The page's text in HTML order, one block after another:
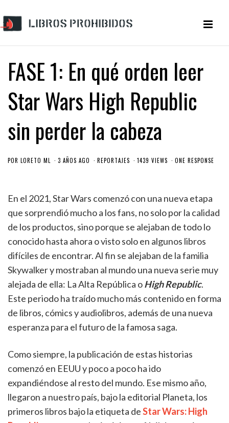
FASE 1: En qué orden leer
Star Wars High Republic
sin perder la cabeza
POR LORETO ML 3 AÑOS AGO REPORTAJES 1439 VIEWS ONE RESPONSE
En el 2021, Star Wars comenzó con una nueva etapa
que sorprendió mucho a los fans, no solo por la calidad
de los productos, sino porque se alejaban de todo lo
conocido hasta ahora o visto solo en algunos libros
difíciles de encontrar. Al fin se alejaban de la familia
Skywalker y mostraban al mundo una nueva serie muy
alejada de ella: La Alta República oHigh Republic.
Este periodo ha traído mucho más contenido en forma
de libros, cómics y audiolibros, además de una nueva
esperanza para el futuro de la famosa saga.
Como siempre, la publicación de estas historias
comenzó en EEUU y poco a poco ha ido
expandiéndose al resto del mundo. Ese mismo año,
llegaron a nuestro país, bajo la editorial Planeta, los
primeros libros bajo la etiqueta deStar Wars: High